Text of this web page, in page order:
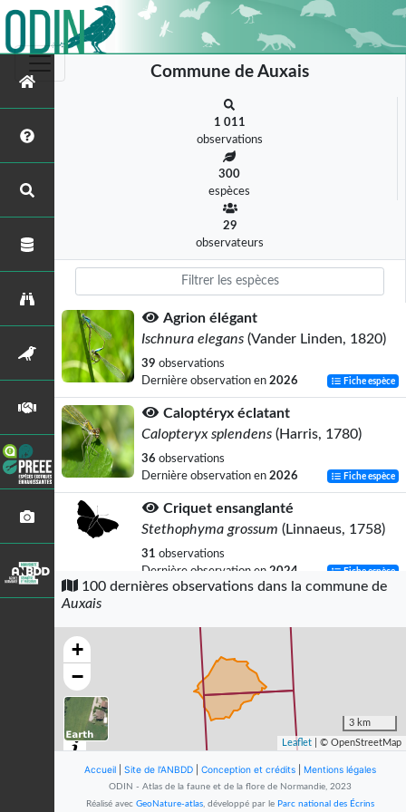
Commune de Auxais
1 011
observations
300
espèces
29
observateurs
Agrion élégant
Ischnura elegans (Vander Linden, 1820)
39 observations
Dernière observation en 2026 Fiche espèce
Caloptéryx éclatant
Calopteryx splendens (Harris, 1780)
36 observations
Dernière observation en 2026 Fiche espèce
Criquet ensanglanté
Stethophyma grossum (Linnaeus, 1758)
31 observations
Dernière observation en 2024 Fiche espèce
Pseudochorthippus montanus
(Charpentier, 1825)
observations
Dernière observation en
2020
Agrion à larges pattes
Platycnemis pennipes
(Pallas, 1771)
Dernière observation en
100 dernières observations dans la commune de
Auxais
+
−
3 km
Leaflet | © OpenStreetMap
Accueil Site de l'ANBDD Conception et crédits Mentions légales
ODIN - Atlas de la faune et de la flore de Normandie, 2023
Réalisé avec GeoNature-atlas, développé par le Parc national des Écrins